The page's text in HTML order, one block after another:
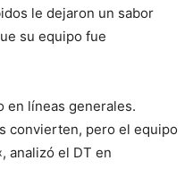
le dejaron un sabor
su equipo fue
en líneas generales.
convierten, pero el equipo
analizó el DT en